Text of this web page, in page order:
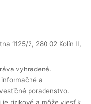
1125/2, 280 02 Kolín II,
vyhradené.
informačné a
poradenstvo.
rizikové a môže viesť k